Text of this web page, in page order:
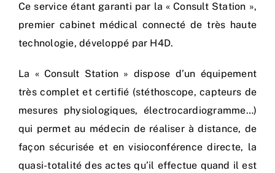
Ce service étant garanti par la « Consult Station »,
premier cabinet médical connecté de très haute
technologie, développé par H4D.
La « Consult Station » dispose d’un équipement
très complet et certifié (stéthoscope, capteurs de
mesures physiologiques, électrocardiogramme…)
qui permet au médecin de réaliser à distance, de
façon sécurisée et en visioconférence directe, la
quasi-totalité des actes qu’il effectue quand il est